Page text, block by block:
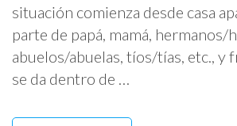
situación comienza desde casa
parte de papá, mamá, hermanos/
abuelos/abuelas, tíos/tías, etc., y
se da dentro de …